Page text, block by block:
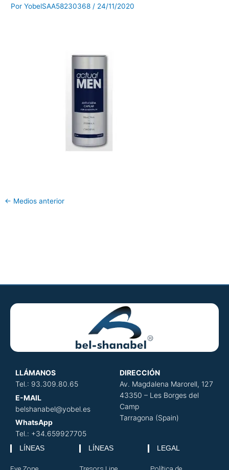
PorYobelSAA58230368 / 24/11/2020
← Medios anterior
LLÁMANOS
Tel.: 93.309.80.65
E-MAIL
belshanabel@yobel.es
WhatsApp
Tel.: +34.659927705
DIRECCIÓN
Av. Magdalena Marorell, 127
43350 – Les Borges del
Camp
Tarragona (Spain)
LÍNEAS LÍNEAS LEGAL